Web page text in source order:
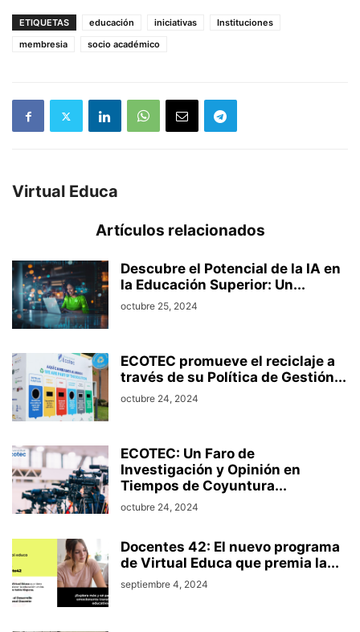
ETIQUETAS educación iniciativas
Instituciones
membresia
socio académico
Virtual Educa
Artículos relacionados
Descubre el Potencial de la IA en
la Educación Superior: Un...
octubre 25, 2024
ECOTEC promueve el reciclaje a
través de su Política de Gestión...
octubre 24, 2024
ECOTEC: Un Faro de
Investigación y Opinión en
Tiempos de Coyuntura...
octubre 24, 2024
Docentes 42: El nuevo programa
de Virtual Educa que premia la...
septiembre 4, 2024